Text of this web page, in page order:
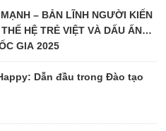
– BẢN LĨNH NGƯỜI KIẾN
HỆ TRẺ VIỆT VÀ DẤU ẤN
GIA 2025
Dẫn đầu trong Đào tạo